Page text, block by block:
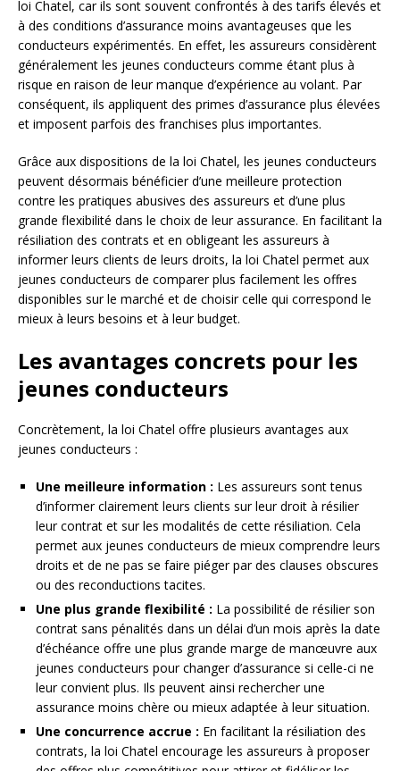
loi Chatel, car ils sont souvent confrontés à des tarifs élevés et
à des conditions d’assurance moins avantageuses que les
conducteurs expérimentés. En effet, les assureurs considèrent
généralement les jeunes conducteurs comme étant plus à
risque en raison de leur manque d’expérience au volant. Par
conséquent, ils appliquent des primes d’assurance plus élevées
et imposent parfois des franchises plus importantes.
Grâce aux dispositions de la loi Chatel, les jeunes conducteurs
peuvent désormais bénéficier d’une meilleure protection
contre les pratiques abusives des assureurs et d’une plus
grande flexibilité dans le choix de leur assurance. En facilitant la
résiliation des contrats et en obligeant les assureurs à
informer leurs clients de leurs droits, la loi Chatel permet aux
jeunes conducteurs de comparer plus facilement les offres
disponibles sur le marché et de choisir celle qui correspond le
mieux à leurs besoins et à leur budget.
Les avantages concrets pour les
jeunes conducteurs
Concrètement, la loi Chatel offre plusieurs avantages aux
jeunes conducteurs :
Une meilleure information : Les assureurs sont tenus
d’informer clairement leurs clients sur leur droit à résilier
leur contrat et sur les modalités de cette résiliation. Cela
permet aux jeunes conducteurs de mieux comprendre leurs
droits et de ne pas se faire piéger par des clauses obscures
ou des reconductions tacites.
Une plus grande flexibilité : La possibilité de résilier son
contrat sans pénalités dans un délai d’un mois après la date
d’échéance offre une plus grande marge de manœuvre aux
jeunes conducteurs pour changer d’assurance si celle-ci ne
leur convient plus. Ils peuvent ainsi rechercher une
assurance moins chère ou mieux adaptée à leur situation.
Une concurrence accrue : En facilitant la résiliation des
contrats, la loi Chatel encourage les assureurs à proposer